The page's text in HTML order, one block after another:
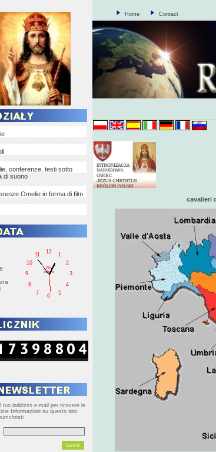
conferenze, testi sotto
di suono
Omelie in forma di film
1
2
3
4
5
6
7
8
9
10
11
12
PM
sobota
tuo indirizzo e-mail per ricevere le
Informazioni su questo sito
Home Contact
cavalieri